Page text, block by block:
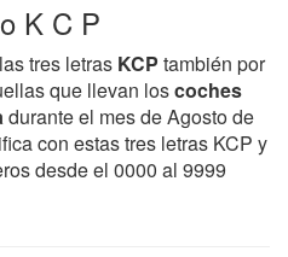
K C P
tres letras KCP también por
que llevan loscoches
durante el mes de Agosto de
con estas tres letras KCP y
desde el 0000 al 9999